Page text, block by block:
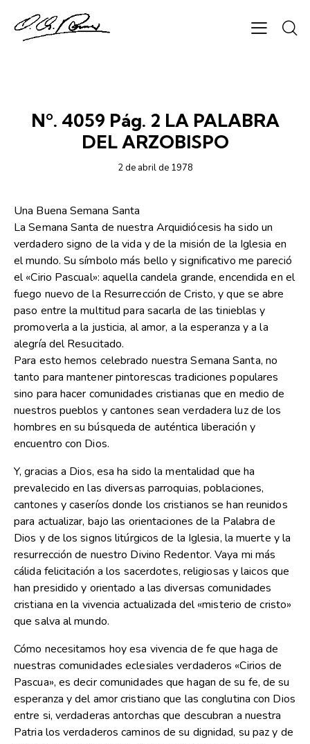
Nº. 4059 Pág. 2 LA PALABRA
DEL ARZOBISPO
2 de abril de 1978
Una Buena Semana Santa
La Semana Santa de nuestra Arquidiócesis ha sido un
verdadero signo de la vida y de la misión de la Iglesia en
el mundo. Su símbolo más bello y significativo me pareció
el «Cirio Pascual»: aquella candela grande, encendida en el
fuego nuevo de la Resurrección de Cristo, y que se abre
paso entre la multitud para sacarla de las tinieblas y
promoverla a la justicia, al amor, a la esperanza y a la
alegría del Resucitado.
Para esto hemos celebrado nuestra Semana Santa, no
tanto para mantener pintorescas tradiciones populares
sino para hacer comunidades cristianas que en medio de
nuestros pueblos y cantones sean verdadera luz de los
hombres en su búsqueda de auténtica liberación y
encuentro con Dios.
Y, gracias a Dios, esa ha sido la mentalidad que ha
prevalecido en las diversas parroquias, poblaciones,
cantones y caseríos donde los cristianos se han reunidos
para actualizar, bajo las orientaciones de la Palabra de
Dios y de los signos litúrgicos de la Iglesia, la muerte y la
resurrección de nuestro Divino Redentor. Vaya mi más
cálida felicitación a los sacerdotes, religiosas y laicos que
han presidido y orientado a las diversas comunidades
cristiana en la vivencia actualizada del «misterio de cristo»
que salva al mundo.
Cómo necesitamos hoy esa vivencia de fe que haga de
nuestras comunidades eclesiales verdaderos «Cirios de
Pascua», es decir comunidades que hagan de su fe, de su
esperanza y del amor cristiano que las conglutina con Dios
entre si, verdaderas antorchas que descubran a nuestra
Patria los verdaderos caminos de su dignidad, su paz y de